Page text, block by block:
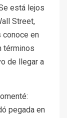
está lejos
Street,
conoce en
términos
de llegar a
pegada en